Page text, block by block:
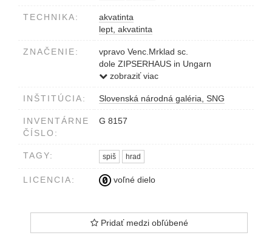
TECHNIKA:
akvatinta
lept, akvatinta
ZNAČENIE:
vpravo Venc.Mrklad sc.
dole ZIPSERHAUS in Ungarn
vľavo dole N.d.N.912 V.liuse B.Kotz.....
zobraziť viac
INŠTITÚCIA: Slovenská národná galéria, SNG
INVENTÁRNE
ČÍSLO:
G 8157
TAGY: spiš hrad
LICENCIA: voľné dielo
Pridať medzi obľúbené